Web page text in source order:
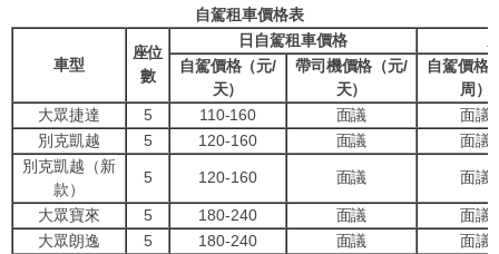
自駕租車價格表
車型
座位
數
日自駕租車價格
自駕價格（元/
天）
帶司機價格（元/
天）
自駕價格
周）
大眾捷達
5 110-160 面議
面議
別克凱越
5 120-160 面議
面議
別克凱越（新
款）
5 120-160 面議 面議
大眾寶來 5 180-240 面議
面議
大眾朗逸
5 180-240 面議
面議